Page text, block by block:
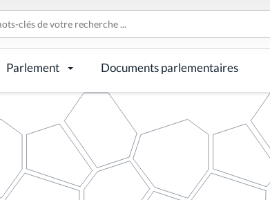
Parlement Documents parlementaires